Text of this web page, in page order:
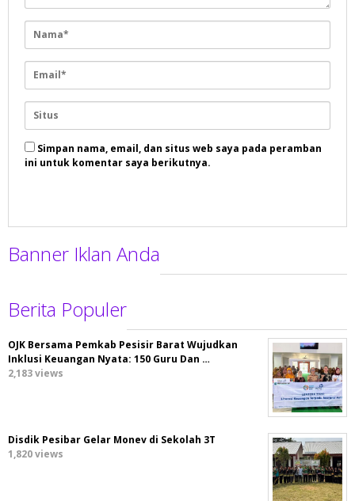
Simpan nama, email, dan situs web saya pada peramban
ini untuk komentar saya berikutnya.
Banner Iklan Anda
Berita Populer
OJK Bersama Pemkab Pesisir Barat Wujudkan
Inklusi Keuangan Nyata: 150 Guru Dan …
2,183 views
Disdik Pesibar Gelar Monev di Sekolah 3T
1,820 views